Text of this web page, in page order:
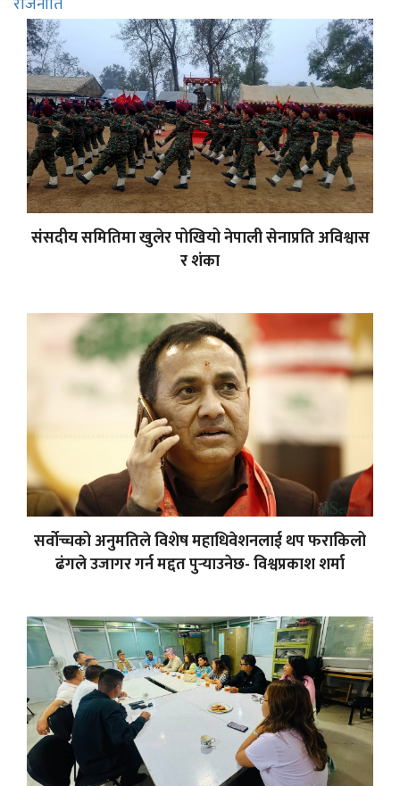
संसदीय समितिमा खुलेर पोखियो नेपाली सेनाप्रति अविश्वास
र शंका
सर्वोच्चको अनुमतिले विशेष महाधिवेशनलाई थप फराकिलो
ढंगले उजागर गर्न मद्दत पुर्‍याउनेछ- विश्वप्रकाश शर्मा